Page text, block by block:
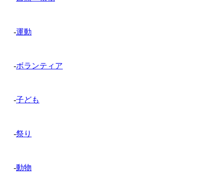
-運動
-ボランティア
-子ども
-祭り
-動物